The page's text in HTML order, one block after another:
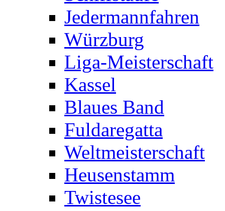
Jedermannfahren
Würzburg
Liga-Meisterschaft
Kassel
Blaues Band
Fuldaregatta
Weltmeisterschaft
Heusenstamm
Twistesee